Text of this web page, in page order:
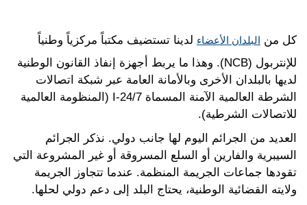
كل من البلدان الأعضاء لدينا تستضيف مكتباً مركزياً وطنياً
للإنتربول (NCB). وهذا ما يربط أجهزة إنفاذ القانون الوطنية
لديها بالبلدان الأخرى وبالأمانة العامة عبر شبكة اتصالات
الشرطة العالمية الآمنة المسماة I-24/7 (المنظومة العالمية
للاتصالات الشرطية).
العديد من الجرائم اليوم لها جانب دولي. نذكر الجرائم
السيبرية والفارين أو السلع المسروقة أو غير المشروعة التي
تقودها جماعات الجريمة المنظمة. عندما تتجاوز الجريمة
ولايته القضائية الوطنية، يحتاج البلد إلى دعم دولي لحلها.